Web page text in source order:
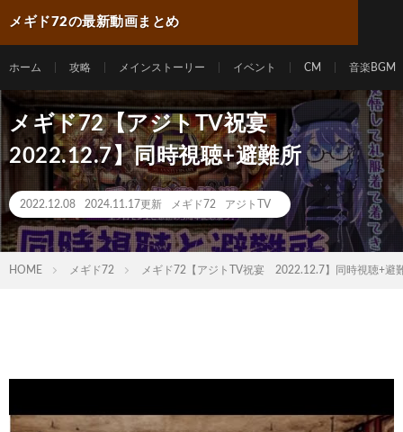
メギド72の最新動画まとめ
ホーム 攻略 メインストーリー イベント CM 音楽BGM
メギド72【アジトTV祝宴
2022.12.7】同時視聴+避難所
2022.12.08 2024.11.17更新 メギド72 アジトTV
HOME メギド72 メギド72【アジトTV祝宴 2022.12.7】同時視聴+避